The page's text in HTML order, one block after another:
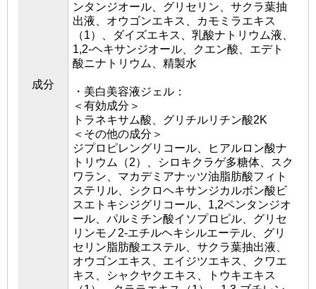
成分
ンタンジオール、グリセリン、サクラ葉抽
出液、オウゴンエキス、カモミラエキス
（1）、ダイズエキス、乳酸ナトリウム液、
1,2-ヘキサンジオール、クエン酸、エデト
酸ニナトリウム、精製水
・美白美容液ジェル：
＜有効成分＞
トラネキサム酸、グリチルリチン酸2K
＜その他の成分＞
ジプロピレングリコール、ヒアルロン酸ナ
トリウム（2）、シロキクラゲ多糖体、スク
ワラン、マカデミアナッツ油脂肪酸フィト
ステリル、シクロヘキサンジカルボン酸ビ
スエトキシジグリコール、1,2ペンタンジオ
ール、パルミチン酸イソプロピル、グリセ
リンモノ2-エチルヘキシルエーテル、グリ
セリン脂肪酸エステル、サクラ葉抽出液、
オウゴンエキス、エイジツエキス、クワエ
キス、シャクヤクエキス、トウキエキス